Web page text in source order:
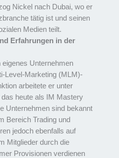
Nickel nach Dubai, wo er
tätig ist und seinen
Medien teilt.
Erfahrungen in der
Unternehmen
Level-Marketing (MLM)-
arbeitete er unter
heute als IM Mastery
Unternehmen sind bekannt
Bereich Trading und
jedoch ebenfalls auf
Mitglieder durch die
Provisionen verdienen